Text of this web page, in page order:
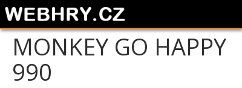
MONKEY GO HAPPY
990